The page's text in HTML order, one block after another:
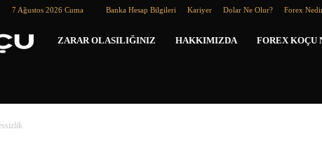
7 Ağustos 2026 Cuma Banka Hesap Bilgileri Kariyer Dolar Ne Olur? Forex
Forex
ZARAR OLASILIĞINIZ HAKKIMIZDA FOREX KOÇU